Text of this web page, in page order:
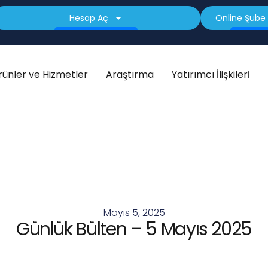
Hesap Aç Online Şube
ve Hizmetler Araştırma Yatırımcı İlişkileri
Mayıs 5, 2025
Günlük Bülten – 5 Mayıs 2025